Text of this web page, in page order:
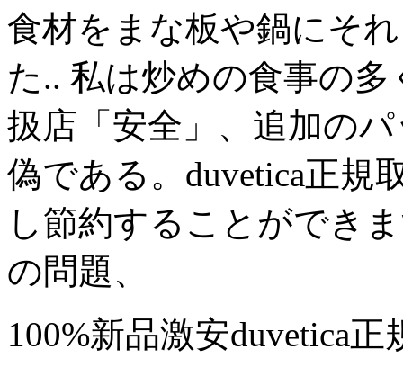
食材をまな板や鍋にそ
た.. 私は炒めの食事の多
扱店「安全」、追加の
偽である。duvetica正規
し節約することができ
の問題、
100%新品激安duvetica